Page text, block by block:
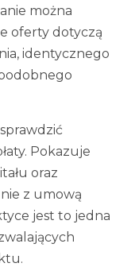
można
oferty dotyczą
identycznego
Pokazuje
oraz
z umową
jest to jedna